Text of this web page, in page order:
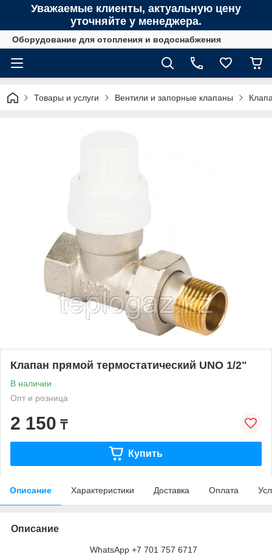
Уважаемые клиенты, актуальную цену
уточняйте у менеджера.
Оборудование для отопления и водоснабжения
Товары и услуги Вентили и запорные клапаны
Клапан прямой термостатический UNO 1/2"
В наличии
Опт и розница
2 150 ₸
Купить
Описание Характеристики Доставка Оплата
Описание
WhatsApp +7 701 757 6717